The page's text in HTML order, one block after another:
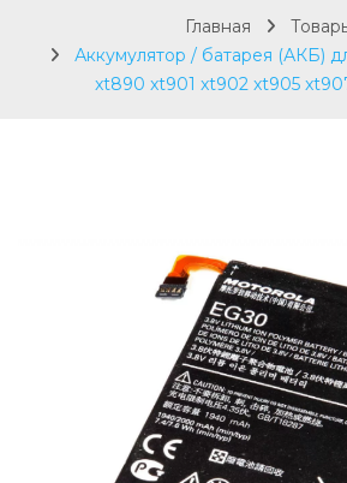
Главная
Аккумулятор / батарея (АКБ)
xt890 xt901 xt902 xt905